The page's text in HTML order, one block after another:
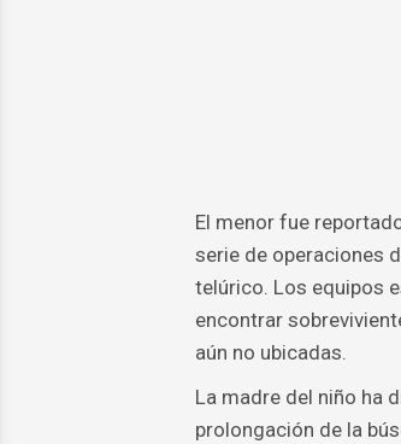
El menor fue
serie de operaciones
telúrico. Los equipos
encontrar
aún no ubicadas.
La madre del niño ha
prolongación de la